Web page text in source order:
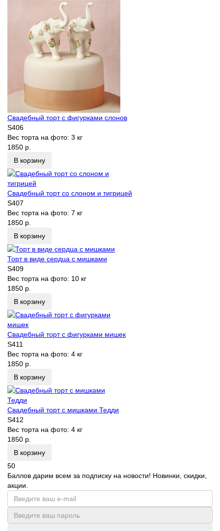
Свадебный торт с фигурками слонов
S406
Вес торта на фото: 3 кг
1850 р.
В корзину
Свадебный торт со слоном и тигрицей
S407
Вес торта на фото: 7 кг
1850 р.
В корзину
Торт в виде сердца с мишками
S409
Вес торта на фото: 10 кг
1850 р.
В корзину
Свадебный торт с фигурками мишек
S411
Вес торта на фото: 4 кг
1850 р.
В корзину
Свадебный торт с мишками Тедди
S412
Вес торта на фото: 4 кг
1850 р.
В корзину
50
Баллов дарим всем за подписку на новости! Новинки, скидки,
акции.